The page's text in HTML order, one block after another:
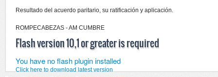
Resultado del acuerdo paritario, su ratificación y aplicación.
ROMPECABEZAS - AM CUMBRE
Flash version 10,1 or greater is required
You have no flash plugin installed
Click here to download latest version